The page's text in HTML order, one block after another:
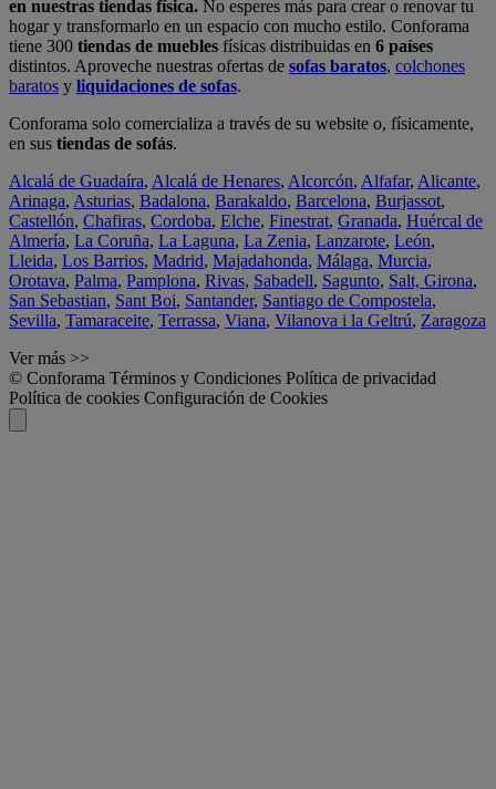
en nuestras tiendas física. No esperes más para crear o renovar tu
hogar y transformarlo en un espacio con mucho estilo. Conforama
tiene 300 tiendas de muebles físicas distribuidas en 6 países
distintos. Aproveche nuestras ofertas de sofas baratos, colchones
baratos y liquidaciones de sofas.
Conforama solo comercializa a través de su website o, físicamente,
en sus tiendas de sofás.
Alcalá de Guadaíra, Alcalá de Henares, Alcorcón, Alfafar, Alicante,
Arinaga, Asturias, Badalona, Barakaldo, Barcelona, Burjassot,
Castellón, Chafiras, Cordoba, Elche, Finestrat, Granada, Huércal de
Almería, La Coruña, La Laguna, La Zenia, Lanzarote, León,
Lleida, Los Barrios, Madrid, Majadahonda, Málaga, Murcia,
Orotava, Palma, Pamplona, Rivas, Sabadell, Sagunto, Salt, Girona,
San Sebastian, Sant Boi, Santander, Santiago de Compostela,
Sevilla, Tamaraceite, Terrassa, Viana, Vilanova i la Geltrú, Zaragoza
Ver más >>
© Conforama Términos y Condiciones Política de privacidad
Política de cookies Configuración de Cookies